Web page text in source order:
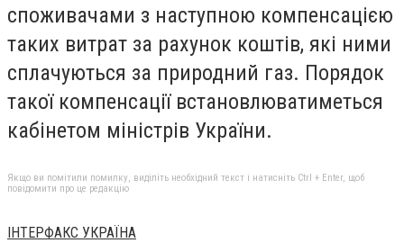
споживачами з наступною компенсацією
таких витрат за рахунок коштів, які ними
сплачуються за природний газ. Порядок
такої компенсації встановлюватиметься
кабінетом міністрів України.
Якщо ви помітили помилку, виділіть необхідний текст і натисніть Ctrl + Enter, щоб
повідомити про це редакцію
ІНТЕРФАКС УКРАЇНА